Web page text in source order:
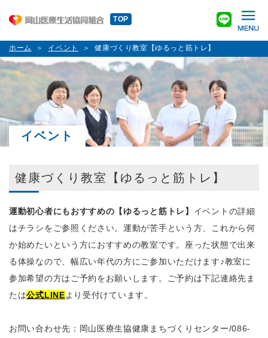
TOP
ホーム イベント 健康づくり教室【ゆるっと筋トレ】
イベント
健康づくり教室【ゆるっと筋トレ】
運動初心者にもおすすめの【ゆるっと筋トレ】 イベントの詳細
はチラシをご参照ください。運動が苦手という方、これから何
か始めたいという方におすすめの教室です。座った状態で出来
る体操なので、幅広い年代の方にご参加いただけます♪教室に
参加希望の方はご予約をお願いします。ご予約は下記連絡先ま
たは公式LINEより受付けています。
お問い合わせ先：岡山医療生協健康まちづくりセンター/086-